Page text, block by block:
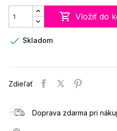
 Vložiť do
 Skladom
Zdieľať
Doprava zdarma pri